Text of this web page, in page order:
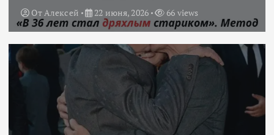
ОтАлексей 22 июня, 2026 66 views